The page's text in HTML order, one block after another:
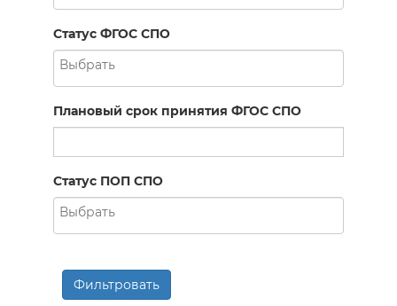
Статус ФГОС СПО
Плановый срок принятия ФГОС СПО
Статус ПОП СПО
Фильтровать